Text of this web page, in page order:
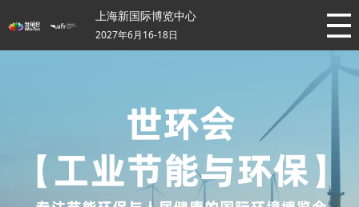
上海新国际博览中心
2027年6月16-18日